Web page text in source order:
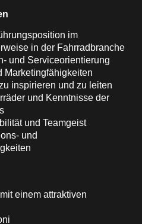
im
in der Fahrradbranche
und Serviceorientierung
Marketingfähigkeiten
inspirieren und zu leiten
und Kenntnisse der
und Teamgeist
und
einem attraktiven